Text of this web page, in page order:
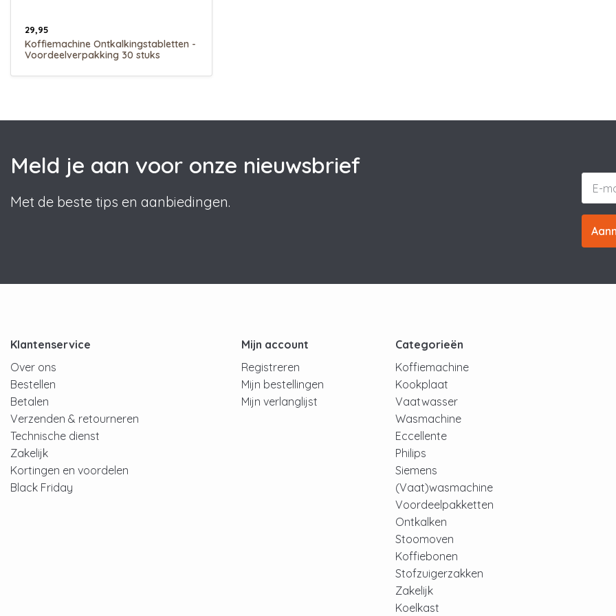
29,95
Koffiemachine Ontkalkingstabletten -
Voordeelverpakking 30 stuks
Meld je aan voor onze nieuwsbrief
Met de beste tips en aanbiedingen.
Klantenservice
Over ons
Bestellen
Betalen
Verzenden & retourneren
Technische dienst
Zakelijk
Kortingen en voordelen
Black Friday
Mijn account
Registreren
Mijn bestellingen
Mijn verlanglijst
Categorieën
Koffiemachine
Kookplaat
Vaatwasser
Wasmachine
Eccellente
Philips
Siemens
(Vaat)wasmachine
Voordeelpakketten
Ontkalken
Stoomoven
Koffiebonen
Stofzuigerzakken
Zakelijk
Koelkast